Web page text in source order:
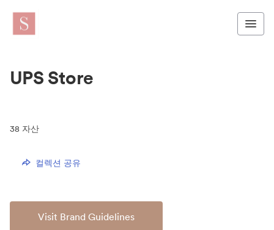
UPS Store
38 자산
컬렉션 공유
Visit Brand Guidelines